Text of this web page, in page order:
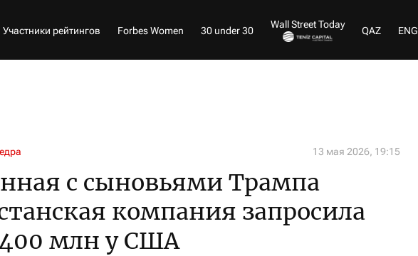
Участники рейтингов Forbes Women 30 under 30
Wall Street Today
QAZ ENG
13 мая 2026, 19:15
с сыновьями Трампа
компания запросила
млн у США